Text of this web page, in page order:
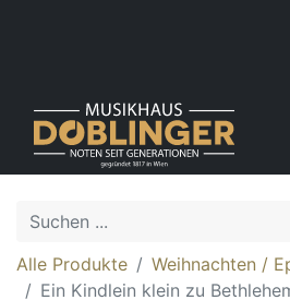
Alle Produkte
Weihnachten /
Ein Kindlein klein zu